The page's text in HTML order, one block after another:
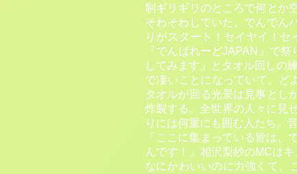
制ギリギリのところで何とか
そわそわしていた。でんでん
りがスタート！セイヤイ！
『でんぱれーどJAPAN』で
してみます」とタオル回しの
で凄いことになっていて、ど
タオルが回る光景は見事とし
炸裂する。全世界の人々に見
りには何重にも囲む人たち。
「ここに集まっている皆は
んです！」相沢梨紗のMCは
なにかわいいのに力強くて、